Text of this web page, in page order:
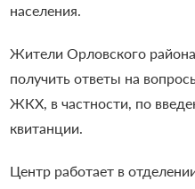
населения.
Жители Орловского
получить ответы на
ЖКХ, в частности, по
квитанции.
Центр работает в